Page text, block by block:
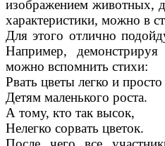
изображением животных,
характеристики, можно в
Для этого отлично
Например,
можно вспомнить стихи:
Рвать цветы легко и просто
Детям маленького роста.
А тому, кто так высок,
Нелегко сорвать цветок.